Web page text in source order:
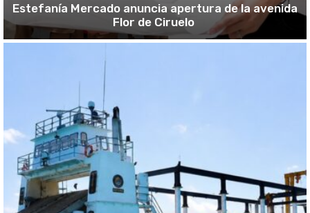
Estefanía Mercado anuncia apertura de la avenida
Flor de Ciruelo